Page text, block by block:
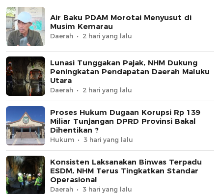
Air Baku PDAM Morotai Menyusut di
Musim Kemarau
Daerah 2 hari yang lalu
Lunasi Tunggakan Pajak, NHM Dukung
Peningkatan Pendapatan Daerah Maluku
Utara
Daerah 2 hari yang lalu
Proses Hukum Dugaan Korupsi Rp 139
Miliar Tunjangan DPRD Provinsi Bakal
Dihentikan ?
Hukum 3 hari yang lalu
Konsisten Laksanakan Binwas Terpadu
ESDM, NHM Terus Tingkatkan Standar
Operasional
Daerah 3 hari yang lalu